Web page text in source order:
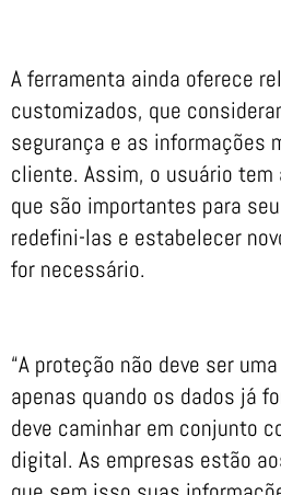
A ferramenta ainda oferece
customizados, que
segurança e as informações
cliente. Assim, o usuário
que são importantes para
redefini-las e estabelecer
for necessário.
“A proteção não deve ser
apenas quando os dados já
deve caminhar em conjunto
digital. As empresas estão